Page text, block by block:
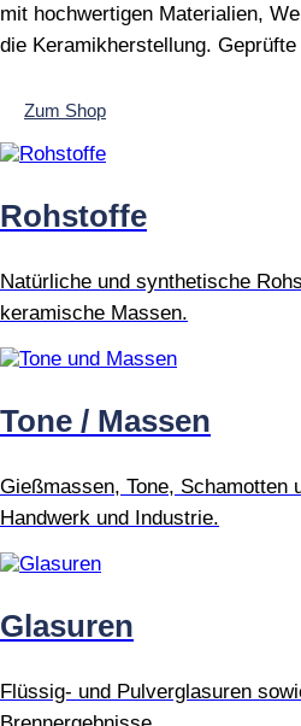
mit hochwertigen Materialien,
die Keramikherstellung.
Zum Shop
Rohstoffe
Natürliche und synthetische
keramische Massen.
Tone / Massen
Gießmassen, Tone, Schamotten
Handwerk und Industrie.
Glasuren
Flüssig- und Pulverglasuren